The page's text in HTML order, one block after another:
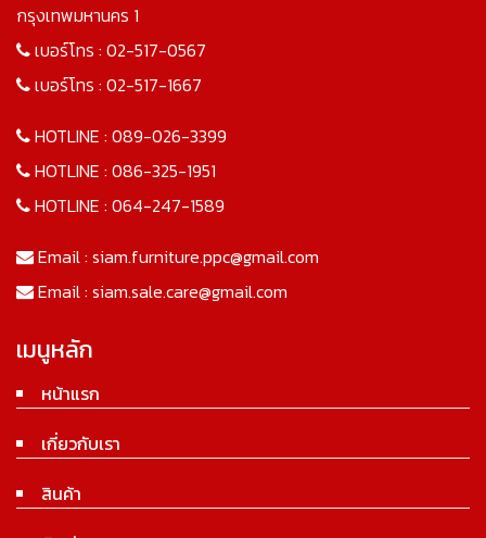
กรุงเทพมหานคร 1
เบอร์โทร : 02-517-0567
เบอร์โทร : 02-517-1667
HOTLINE : 089-026-3399
HOTLINE : 086-325-1951
HOTLINE : 064-247-1589
Email : siam.furniture.ppc@gmail.com
Email : siam.sale.care@gmail.com
เมนูหลัก
หน้าแรก
เกี่ยวกับเรา
สินค้า